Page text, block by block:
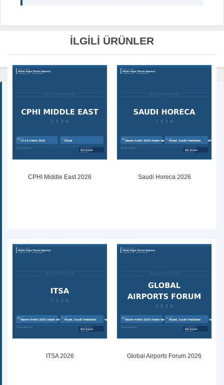
İLGİLİ ÜRÜNLER
CPHI Middle East 2026 Saudi Horeca 2026
ITSA 2026 Global Airports Forum 2026